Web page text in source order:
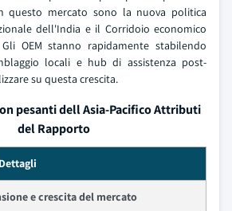
questo mercato sono la nuova politica
dell'India e il Corridoio economico
OEM stanno rapidamente stabilendo
locali e hub di assistenza post-
su questa crescita.
pesanti dell Asia-Pacifico Attributi
del Rapporto
Dettagli
e crescita del mercato